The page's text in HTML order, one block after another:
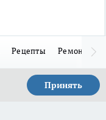
Рецепты Ремонт
Принять